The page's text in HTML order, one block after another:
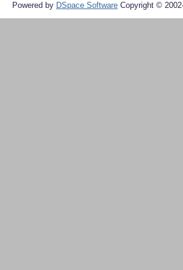
Powered by DSpace Software Copyright ©